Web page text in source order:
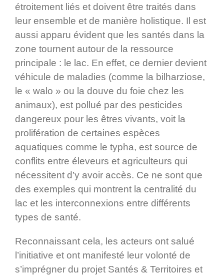
étroitement liés et doivent être traités dans
leur ensemble et de manière holistique. Il est
aussi apparu évident que les santés dans la
zone tournent autour de la ressource
principale : le lac. En effet, ce dernier devient
véhicule de maladies (comme la bilharziose,
le « walo » ou la douve du foie chez les
animaux), est pollué par des pesticides
dangereux pour les êtres vivants, voit la
prolifération de certaines espèces
aquatiques comme le typha, est source de
conflits entre éleveurs et agriculteurs qui
nécessitent d’y avoir accès. Ce ne sont que
des exemples qui montrent la centralité du
lac et les interconnexions entre différents
types de santé.
Reconnaissant cela, les acteurs ont salué
l’initiative et ont manifesté leur volonté de
s’imprégner du projet Santés & Territoires et